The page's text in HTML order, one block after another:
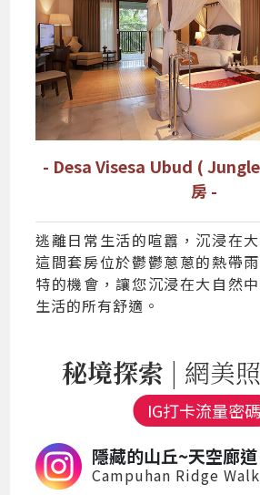
- Desa Visesa Ubud (
房 -
逃離日常生活的喧囂，沉浸在
這間套房位於鬱鬱蔥蔥的熱帶
特的機會，讓您沉浸在大自然
生活的所有舒適。
秘境探索 | 網美
IG打卡流量密碼
隱藏的山丘~天空廊道
Campuhan Ridge Walk